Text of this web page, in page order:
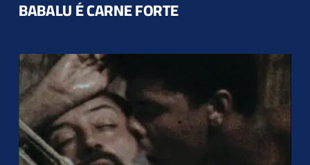
BABALU É CARNE FORTE